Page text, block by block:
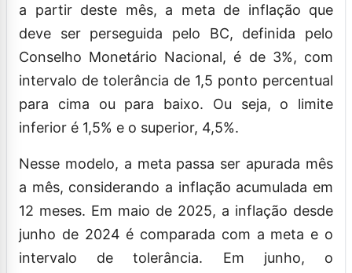
a partir deste mês, a meta de inflação que
deve ser perseguida pelo BC, definida pelo
Conselho Monetário Nacional, é de 3%, com
intervalo de tolerância de 1,5 ponto percentual
para cima ou para baixo. Ou seja, o limite
inferior é 1,5% e o superior, 4,5%.
Nesse modelo, a meta passa ser apurada mês
a mês, considerando a inflação acumulada em
12 meses. Em maio de 2025, a inflação desde
junho de 2024 é comparada com a meta e o
intervalo de tolerância. Em junho, o